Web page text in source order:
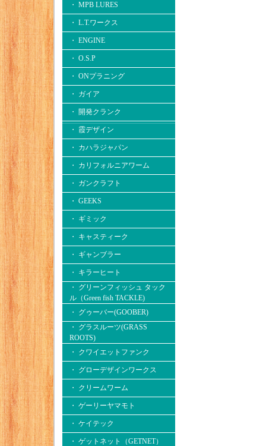
・ MPB LURES
・ L.T.ワークス
・ ENGINE
・ O.S.P
・ ONプラニング
・ ガイア
・ 開発クランク
・ 霞デザイン
・ カハラジャパン
・ カリフォルニアワーム
・ ガンクラフト
・ GEEKS
・ ギミック
・ キャスティーク
・ ギャンブラー
・ キラーヒート
・ グリーンフィッシュ タック
ル（Green fish TACKLE)
・ グゥーバー(GOOBER)
・ グラスルーツ(GRASS
ROOTS)
・ クワイエットファンク
・ グローデザインワークス
・ クリームワーム
・ ゲーリーヤマモト
・ ケイテック
・ ゲットネット（GETNET）